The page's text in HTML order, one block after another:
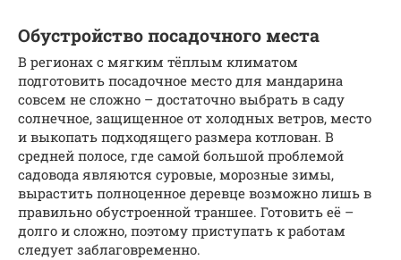
Обустройство посадочного места
В регионах с мягким тёплым климатом
подготовить посадочное место для мандарина
совсем не сложно – достаточно выбрать в саду
солнечное, защищенное от холодных ветров, место
и выкопать подходящего размера котлован. В
средней полосе, где самой большой проблемой
садовода являются суровые, морозные зимы,
вырастить полноценное деревце возможно лишь в
правильно обустроенной траншее. Готовить её –
долго и сложно, поэтому приступать к работам
следует заблаговременно.